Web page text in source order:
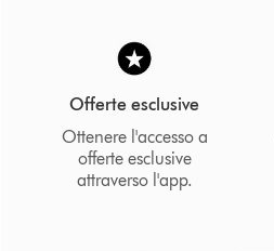
Offerte esclusive
Ottenere l'accesso a
offerte esclusive
attraverso l'app.